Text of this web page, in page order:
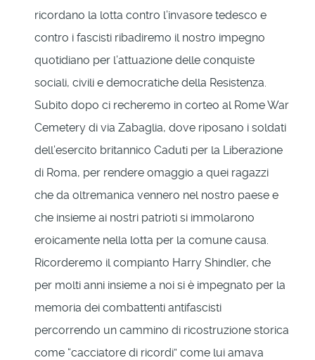
ricordano la lotta contro l’invasore tedesco e
contro i fascisti ribadiremo il nostro impegno
quotidiano per l’attuazione delle conquiste
sociali, civili e democratiche della Resistenza.
Subito dopo ci recheremo in corteo al Rome War
Cemetery di via Zabaglia, dove riposano i soldati
dell’esercito britannico Caduti per la Liberazione
di Roma, per rendere omaggio a quei ragazzi
che da oltremanica vennero nel nostro paese e
che insieme ai nostri patrioti si immolarono
eroicamente nella lotta per la comune causa.
Ricorderemo il compianto Harry Shindler, che
per molti anni insieme a noi si è impegnato per la
memoria dei combattenti antifascisti
percorrendo un cammino di ricostruzione storica
come “cacciatore di ricordi” come lui amava